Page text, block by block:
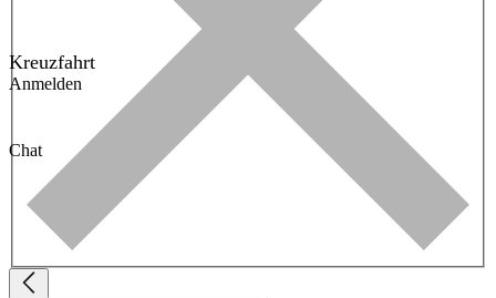
Kreuzfahrt
Anmelden
Chat